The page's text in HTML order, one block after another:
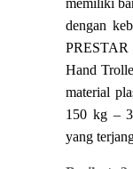
memiliki
dengan
PRESTAR
Hand
material
150 kg –
yang